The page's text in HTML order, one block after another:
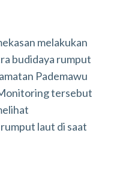
melakukan
budidaya rumput
Pademawu
tersebut
laut di saat